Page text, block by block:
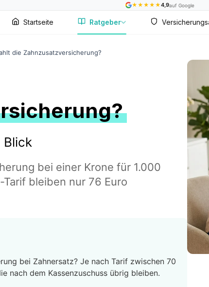
★ ★ ★ ★ ★4,9auf Google
Startseite Ratgeber
die Zahnzusatzversicherung?
Blick
bei einer Krone für 1.000
bleiben nur 76 Euro
bei Zahnersatz? Je nach Tarif zwischen 70
nach dem Kassenzuschuss übrig bleiben.